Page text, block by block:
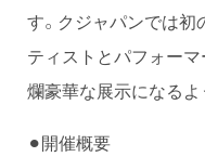
す。クジャパンでは初
ティストとパフォー
爛豪華な展示になるよ
⚫︎開催概要